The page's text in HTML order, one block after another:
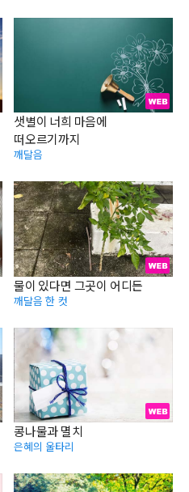
샛별이 너희 마음에
떠오르기까지
깨달음
물이 있다면 그곳이 어디든
깨달음 한 컷
콩나물과 멸치
은혜의 울타리